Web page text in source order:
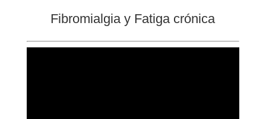
Fibromialgia y Fatiga crónica